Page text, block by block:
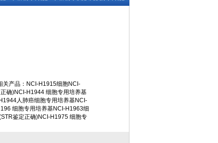
关产品：NCI-H1915细胞NCI-
确)NCI-H1944 细胞专用培养基
人肺癌细胞专用培养基NCI-
细胞专用培养基NCI-H1963细
鉴定正确)NCI-H1975 细胞专